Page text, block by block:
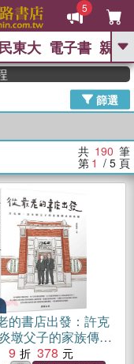
5
GO
高希均教授回憶錄
、 父親節 、 如果歷
、 方念華 、 台灣的李
數學女孩：黎曼猜想 、
東大 電子書 親子
篩選
共 190 筆
第 1 / 5 頁
的書店出發：許克
墩父子的家族傳承
9 378